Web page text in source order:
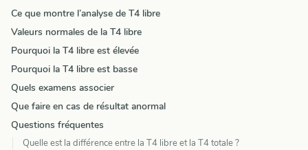
Ce que montre l’analyse de T4 libre
Valeurs normales de la T4 libre
Pourquoi la T4 libre est élevée
Pourquoi la T4 libre est basse
Quels examens associer
Que faire en cas de résultat anormal
Questions fréquentes
Quelle est la différence entre la T4 libre et la T4 totale ?